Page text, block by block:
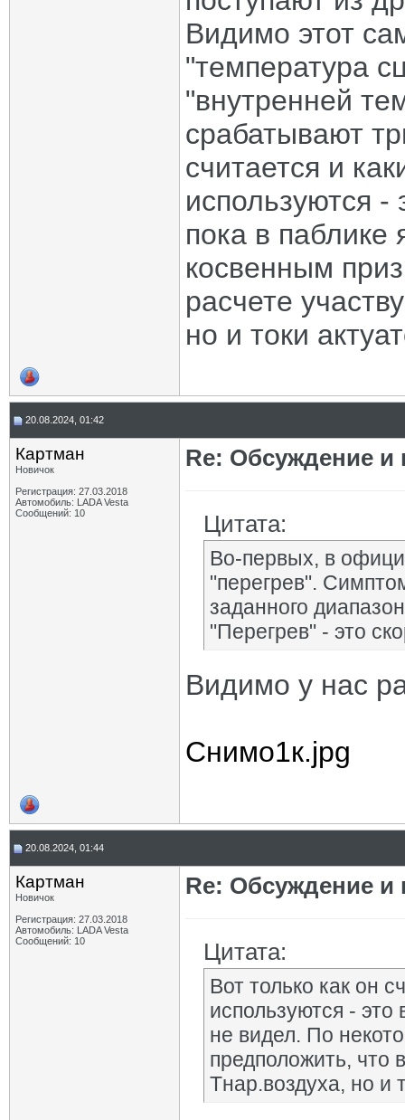
Видимо этот
"температура
"внутренней
срабатывают
считается и
используются -
пока в
косвенным
расчете
но и токи
20.08.2024, 01:42
Картман
Новичок
Регистрация: 27.03.2018
Автомобиль: LADA Vesta
Сообщений: 10
Re: Обсуждение
Цитата:
Во-первых, в
"перегрев".
заданного
"Перегрев" - это
Видимо у нас
Снимо1к.jpg
20.08.2024, 01:44
Картман
Новичок
Регистрация: 27.03.2018
Автомобиль: LADA Vesta
Сообщений: 10
Re: Обсуждение
Цитата:
Вот только как он
используются - это
не видел. По
предположить, что
Тнар.воздуха, но и